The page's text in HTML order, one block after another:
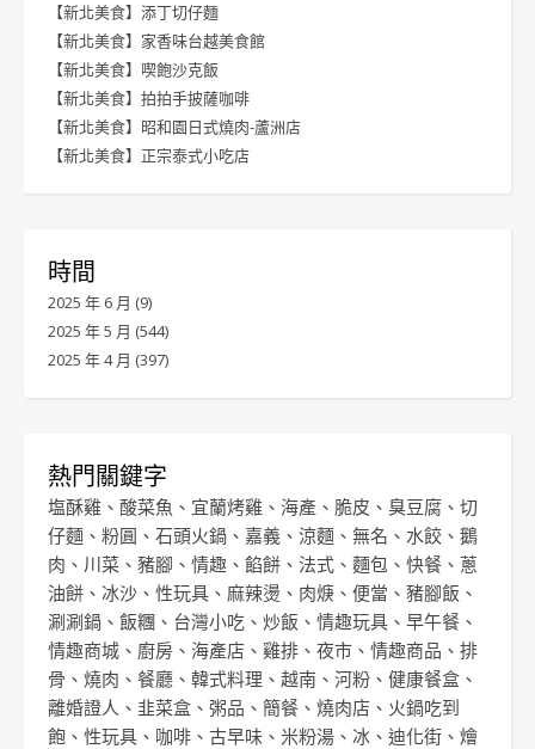
【新北美食】添丁切仔麵
【新北美食】家香味台越美食館
【新北美食】喫飽沙克飯
【新北美食】拍拍手披薩咖啡
【新北美食】昭和園日式燒肉-蘆洲店
【新北美食】正宗泰式小吃店
時間
2025 年 6 月 (9)
2025 年 5 月 (544)
2025 年 4 月 (397)
熱門關鍵字
塩酥雞 、 酸菜魚 、 宜蘭烤雞 、 海產 、 脆皮 、 臭豆腐 、 切
仔麵 、 粉圓 、 石頭火鍋 、 嘉義 、 涼麵 、 無名 、 水餃 、 鵝
肉 、 川菜 、 豬腳 、 情趣 、 餡餅 、 法式 、 麵包 、 快餐 、 蔥
油餅 、 冰沙 、 性玩具 、 麻辣燙 、 肉焿 、 便當 、 豬腳飯 、
涮涮鍋 、 飯糰 、 台灣小吃 、 炒飯 、 情趣玩具 、 早午餐 、
情趣商城 、 廚房 、 海產店 、 雞排 、 夜市 、 情趣商品 、 排
骨 、 燒肉 、 餐廳 、 韓式料理 、 越南 、 河粉 、 健康餐盒 、
離婚證人 、 韭菜盒 、 粥品 、 簡餐 、 燒肉店 、 火鍋吃到
飽 、 性玩具 、 咖啡 、 古早味 、 米粉湯 、 冰 、 迪化街 、 燴